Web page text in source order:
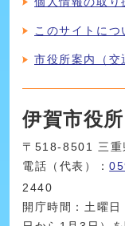
このサイトにつ
市役所案内（交
伊賀市役所
〒518-8501 三重
電話（代表）：
2440
開庁時間：土曜